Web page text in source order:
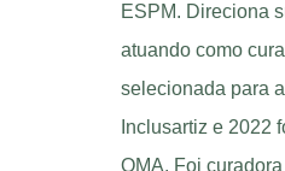
ESPM. Direciona
atuando como
selecionada para
Inclusartiz e 2022
OMA. Foi